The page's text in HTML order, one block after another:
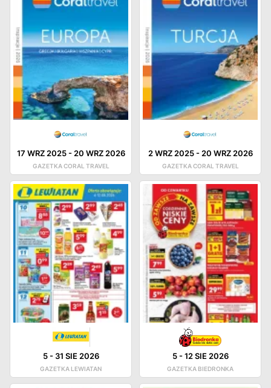
17 WRZ 2025- 20 WRZ 2026
GAZETKA CORAL TRAVEL
2 WRZ 2025- 20 WRZ 2026
GAZETKA CORAL TRAVEL
5- 31 SIE 2026
GAZETKA LEWIATAN
5-12 SIE 2026
GAZETKA BIEDRONKA